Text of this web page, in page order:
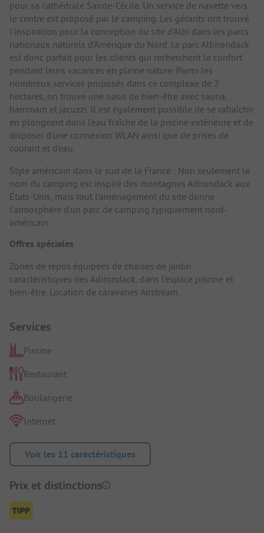
pour sa cathédrale Sainte-Cécile. Un service de navette vers
le centre est proposé par le camping. Les gérants ont trouvé
l'inspiration pour la conception du site d'Albi dans les parcs
nationaux naturels d'Amérique du Nord. Le parc Albirondack
est donc parfait pour les clients qui recherchent le confort
pendant leurs vacances en pleine nature. Parmi les
nombreux services proposés dans ce complexe de 2
hectares, on trouve une oasis de bien-être avec sauna,
hammam et jacuzzi. Il est également possible de se rafraîchir
en plongeant dans l'eau fraîche de la piscine extérieure et de
disposer d'une connexion WLAN ainsi que de prises de
courant et d'eau.
Style américain dans le sud de la France : Non seulement le
nom du camping est inspiré des montagnes Adirondack aux
États-Unis, mais tout l'aménagement du site donne
l'atmosphère d'un parc de camping typiquement nord-
américain.
Offres spéciales
Zones de repos équipées de chaises de jardin
caractéristiques des Adirondack, dans l'espace piscine et
bien-être. Location de caravanes Airstream.
Services
Piscine
Restaurant
Boulangerie
Internet
Voir les 11 caractéristiques
Prix et distinctions